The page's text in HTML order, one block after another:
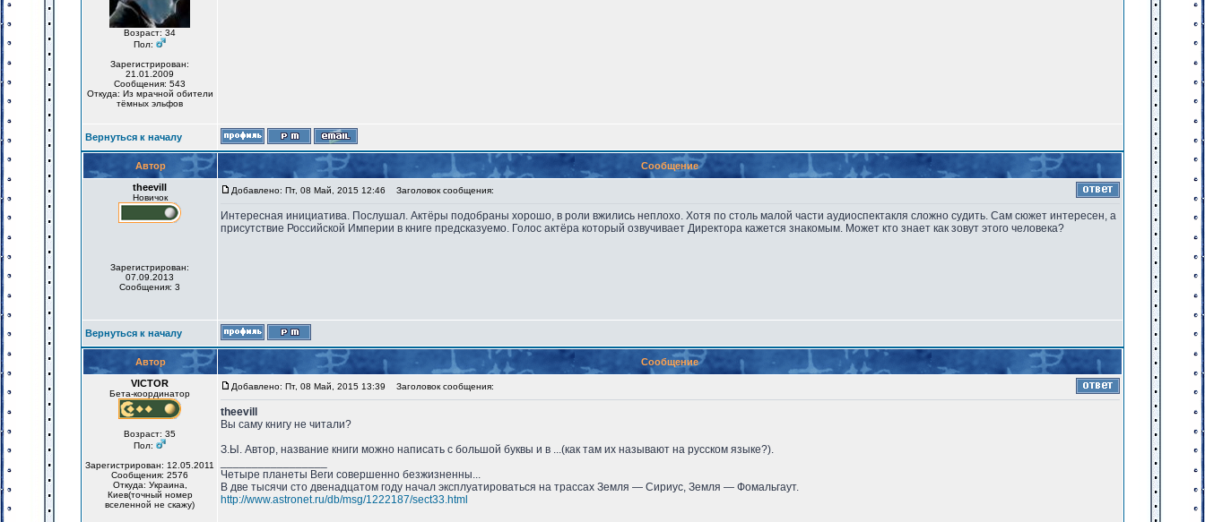
Возраст: 34
Пол:
Зарегистрирован:
21.01.2009
Сообщения: 543
Откуда: Из мрачной обители
тёмных эльфов
Вернуться к началу
Автор
Сообщение
theevill
Новичок
Зарегистрирован:
07.09.2013
Сообщения: 3
Добавлено: Пт, 08 Май, 2015 12:46 Заголовок сообщения:
Интересная инициатива. Послушал. Актёры подобраны хорошо, в роли вжились неплохо. Хотя по столь малой части аудиоспектакля сложно судить. Сам сюжет интересен, а
присутствие Российской Империи в книге предсказуемо. Голос актёра который озвучивает Директора кажется знакомым. Может кто знает как зовут этого человека?
Вернуться к началу
Автор
Сообщение
VICTOR
Бета-координатор
Возраст: 35
Пол:
Зарегистрирован: 12.05.2011
Сообщения: 2576
Откуда: Украина,
Киев(точный номер
вселенной не скажу)
Добавлено: Пт, 08 Май, 2015 13:39 Заголовок сообщения:
theevill
Вы саму книгу не читали?
З.Ы. Автор, название книги можно написать с большой буквы и в ...(как там их называют на русском языке?).
Четыре планеты Веги совершенно безжизненны...
В две тысячи сто двенадцатом году начал эксплуатироваться на трассах Земля — Сириус, Земля — Фомальгаут.
http://www.astronet.ru/db/msg/1222187/sect33.html